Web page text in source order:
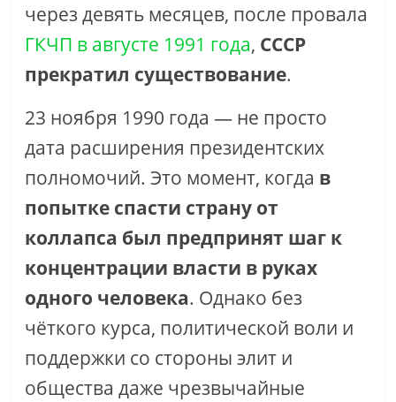
через девять месяцев, после провала
ГКЧП в августе 1991 года, СССР
прекратил существование.
23 ноября 1990 года — не просто
дата расширения президентских
полномочий. Это момент, когда в
попытке спасти страну от
коллапса был предпринят шаг к
концентрации власти в руках
одного человека. Однако без
чёткого курса, политической воли и
поддержки со стороны элит и
общества даже чрезвычайные